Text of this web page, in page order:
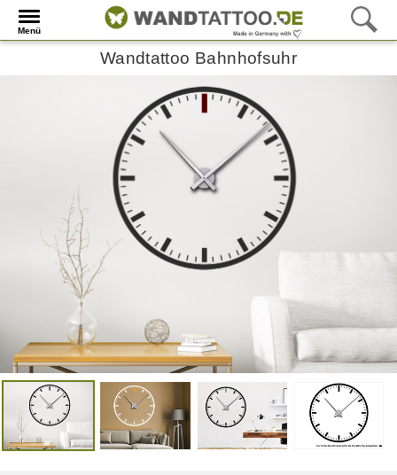
Menü
Wandtattoo Bahnhofsuhr